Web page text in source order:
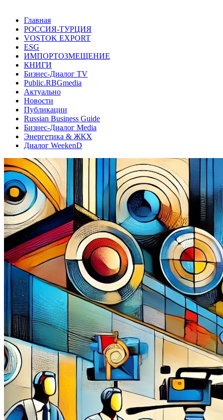
Главная
РОССИЯ-ТУРЦИЯ
VOSTOK EXPORT
ESG
ИМПОРТОЗМЕЩЕНИЕ
КНИГИ
Бизнес-Диалог TV
Public.RBGmedia
Актуально
Новости
Публикации
Russian Business Guide
Бизнес-Диалог Media
Энергетика & ЖКХ
Диалог WeekenD